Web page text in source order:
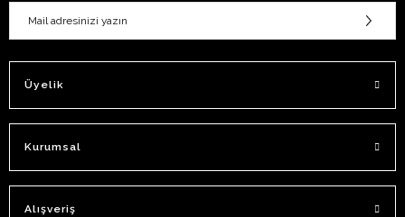
Üyelik
Kurumsal
Alışveriş